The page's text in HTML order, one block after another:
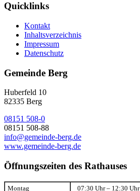
Quicklinks
Kontakt
Inhaltsverzeichnis
Impressum
Datenschutz
Gemeinde Berg
Huberfeld 10
82335 Berg
08151 508-0
08151 508-88
info@gemeinde-berg.de
www.gemeinde-berg.de
Öffnungszeiten des Rathauses
Montag 07:30 Uhr – 12:30 Uhr